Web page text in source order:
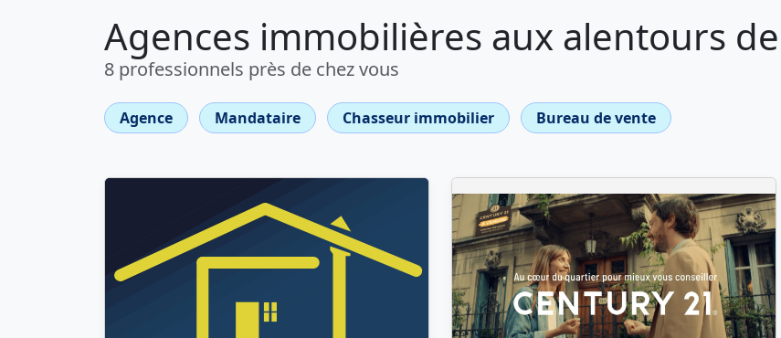
Agences immobilières aux alentours
8 professionnels près de chez vous
Agence Mandataire Chasseur immobilier Bureau de vente